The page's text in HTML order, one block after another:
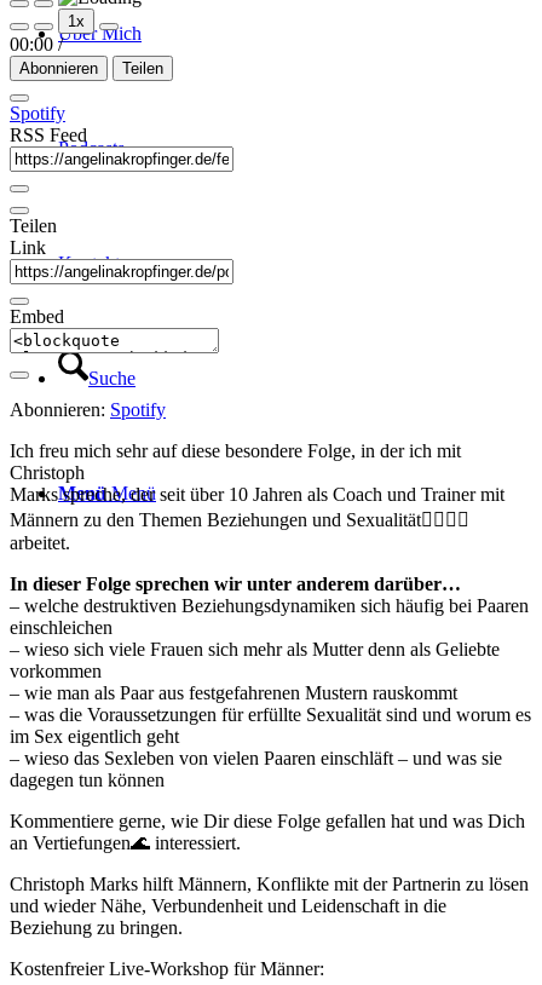
Über Mich
Podcasts
Kontakt
Suche
Menü Menü
Play
Episode
Pause
Episode
1x
00:00 /
Abonnieren Teilen
Spotify
RSS Feed
Teilen
Link
Embed
Abonnieren: Spotify
Ich freu mich sehr auf diese besondere Folge, in der ich mit
Christoph
Marks spreche, der seit über 10 Jahren als Coach und Trainer mit
Männern zu den Themen Beziehungen und Sexualität👩‍❤️‍💋‍👨
arbeitet.
In dieser Folge sprechen wir unter anderem darüber…
– welche destruktiven Beziehungsdynamiken sich häufig bei Paaren
einschleichen
– wieso sich viele Frauen sich mehr als Mutter denn als Geliebte
vorkommen
– wie man als Paar aus festgefahrenen Mustern rauskommt
– was die Voraussetzungen für erfüllte Sexualität sind und worum es
im Sex eigentlich geht
– wieso das Sexleben von vielen Paaren einschläft – und was sie
dagegen tun können
Kommentiere gerne, wie Dir diese Folge gefallen hat und was Dich
an Vertiefungen🌊 interessiert.
Christoph Marks hilft Männern, Konflikte mit der Partnerin zu lösen
und wieder Nähe, Verbundenheit und Leidenschaft in die
Beziehung zu bringen.
Kostenfreier Live-Workshop für Männer: